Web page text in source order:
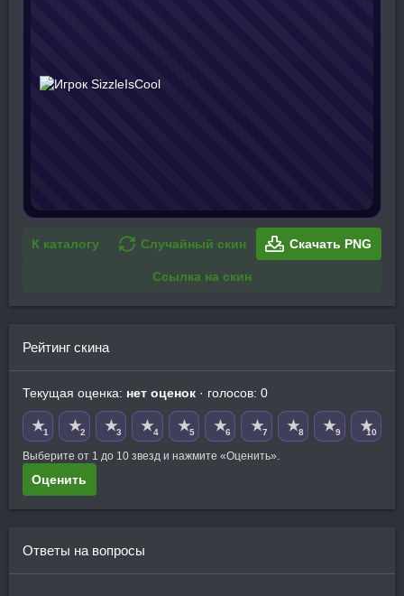
К каталогу Случайный скин Скачать PNG
Ссылка на скин
Рейтинг скина
Текущая оценка: нет оценок · голосов: 0
★1 ★2 ★3 ★4 ★5 ★6 ★7 ★8 ★9 ★10
Выберите от 1 до 10 звезд и нажмите «Оценить».
Оценить
Ответы на вопросы